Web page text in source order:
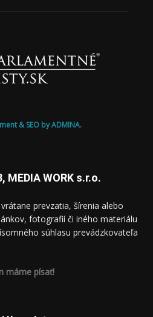
& SEO by ADMINA.
MEDIA WORK s.r.o.
prevzatia, šírenia alebo
fotografií či iného materiálu
súhlasu prevádzkovateľa
máme písať!